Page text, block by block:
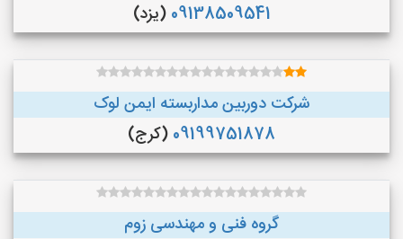
09138509541 (یزد)
شرکت دوربین مداربسته ایمن لوک
09199751878 (کرج)
گروه فنی و مهندسی زوم